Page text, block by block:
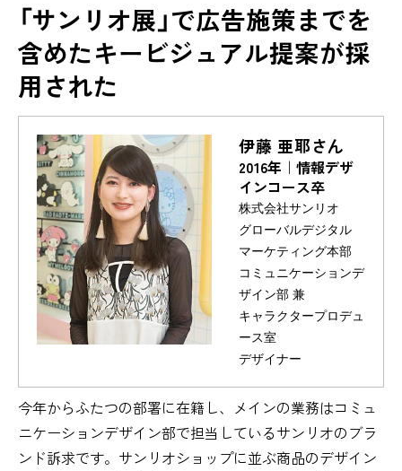
「サンリオ展」で広告施策までを
含めたキービジュアル提案が採
用された
伊藤 亜耶さん
2016年｜情報デザ
インコース卒
株式会社サンリオ
グローバルデジタル
マーケティング本部
コミュニケーションデ
ザイン部 兼
キャラクタープロデュ
ース室
デザイナー
今年からふたつの部署に在籍し、メインの業務はコミュ
ニケーションデザイン部で担当しているサンリオのブラ
ンド訴求です。サンリオショップに並ぶ商品のデザイン